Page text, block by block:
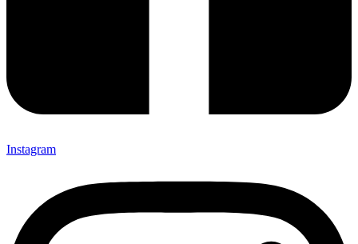
Instagram